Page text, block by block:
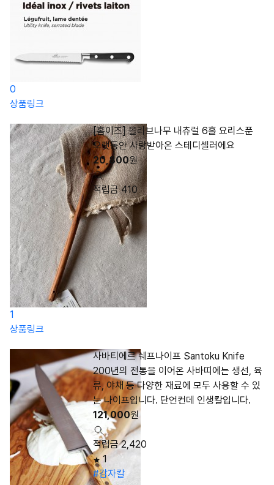
0
상품링크
1
[홈이즈] 올리브나무 내츄럴 6홀 요리스푼
오랫동안 사랑받아온 스테디셀러에요
20,800원
적립금 410
상품링크
사바티에르 쉐프나이프 Santoku Knife
200년의 전통을 이어온 사바띠에는 생선, 육
류, 야채 등 다양한 재료에 모두 사용할 수 있
는 나이프입니다. 단언컨데 인생칼입니다.
121,000원
적립금 2,420
1
#감자칼